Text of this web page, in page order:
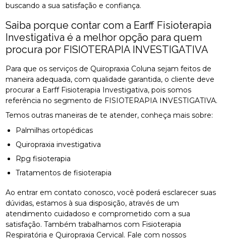
buscando a sua satisfação e confiança.
Saiba porque contar com a Earff Fisioterapia
Investigativa é a melhor opção para quem
procura por FISIOTERAPIA INVESTIGATIVA
Para que os serviços de Quiropraxia Coluna sejam feitos de
maneira adequada, com qualidade garantida, o cliente deve
procurar a Earff Fisioterapia Investigativa, pois somos
referência no segmento de FISIOTERAPIA INVESTIGATIVA.
Temos outras maneiras de te atender, conheça mais sobre:
Palmilhas ortopédicas
Quiropraxia investigativa
Rpg fisioterapia
Tratamentos de fisioterapia
Ao entrar em contato conosco, você poderá esclarecer suas
dúvidas, estamos à sua disposição, através de um
atendimento cuidadoso e comprometido com a sua
satisfação. Também trabalhamos com Fisioterapia
Respiratória e Quiropraxia Cervical. Fale com nossos